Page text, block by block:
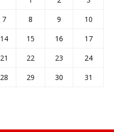
7 8 9
10
14 15 16
17
21 22 23
24
28 29 30
31